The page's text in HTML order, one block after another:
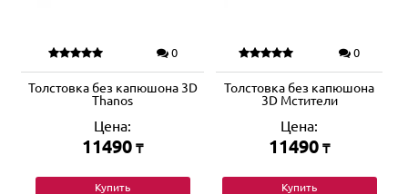
0
Толстовка без капюшона 3D
Thanos
Цена:
11490 ₸
Купить
0
Толстовка без капюшона
3D Мстители
Цена:
11490 ₸
Купить